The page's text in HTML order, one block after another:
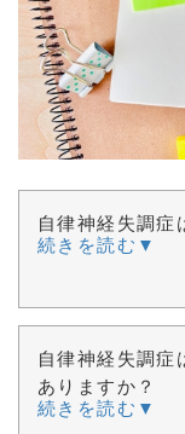
自律神経失調症
続きを読む▼
自律神経失調症
ありますか？
続きを読む▼